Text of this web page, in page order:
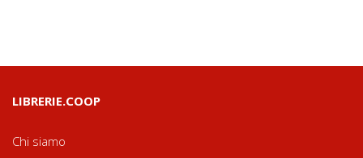
LIBRERIE.COOP
Chi siamo